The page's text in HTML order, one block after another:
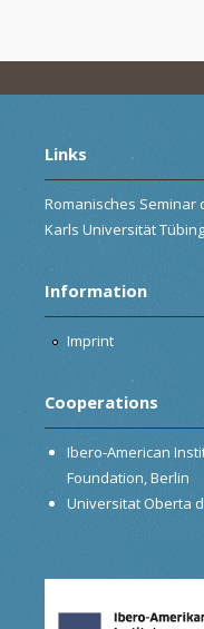
Links
Romanisches Seminar
Karls Universität
Information
Imprint
Cooperations
Ibero-American
Foundation, Berlin
Universitat Oberta